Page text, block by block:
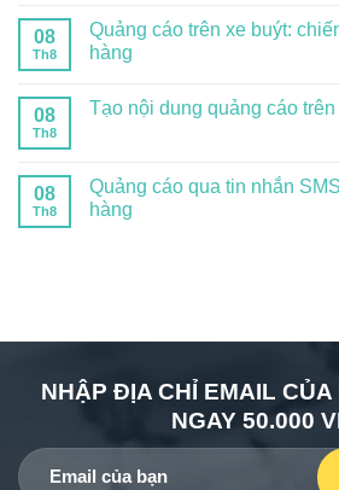
08
Th8
Quảng cáo trên xe buýt:
hàng
08
Th8
Tạo nội dung quảng cáo
08
Th8
Quảng cáo qua tin nhắn
hàng
NHẬP ĐỊA CHỈ EMAIL
NGAY 50.000